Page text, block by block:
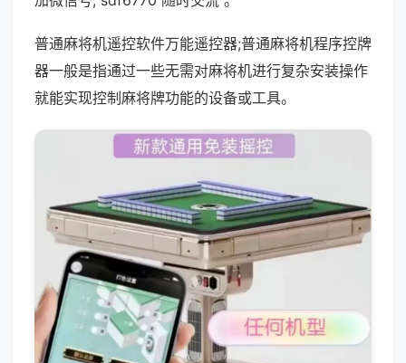
普通麻将机遥控软件万能遥控器;普通麻将机程序控牌
器一般是指通过一些无需对麻将机进行复杂安装操作
就能实现控制麻将牌功能的设备或工具。